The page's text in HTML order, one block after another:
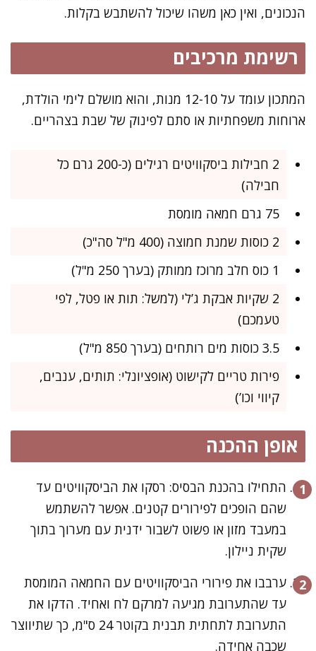
הנכונים, ואין כאן משהו שיכול להשתבש בקלות.
רשימת מרכיבים
המתכון עומד על 12-10 מנות, והוא מושלם לימי הולדת,
ארוחות משפחתיות או סתם לפינוק של שבת בצהריים.
2 חבילות ביסקוויטים רגילים (כ-200 גרם כל
חבילה)
75 גרם חמאה מומסת
2 כוסות שמנת חמוצה (400 מ"ל סה"כ)
1 כוס חלב מרוכז ממותק (בערך 250 מ"ל)
2 שקיות אבקת ג’לי (למשל: תות או פטל, לפי
טעמכם)
3.5 כוסות מים רותחים (בערך 850 מ"ל)
פירות טריים לקישוט (אופציונלי: תותים, ענבים,
קיווי וכו’)
אופן ההכנה
התחילו בהכנת הבסיס: רסקו את הביסקוויטים עד
שהם הופכים לפירורים קטנים. אפשר להשתמש
במעבד מזון או פשוט לשבור ידנית עם מערוך בתוך
שקית ניילון.
ערבבו את פירורי הביסקוויטים עם החמאה המומסת
עד שהתערובת מגיעה למרקם לח ואחיד. הדקו את
התערובת לתחתית תבנית בקוטר 24 ס"מ, כך שתיווצר
שכבה אחידה.